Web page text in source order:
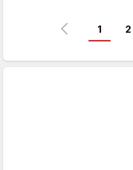
1 2